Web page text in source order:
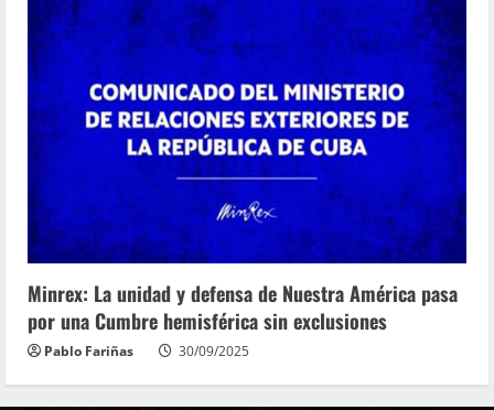
Minrex: La unidad y defensa de Nuestra América pasa
por una Cumbre hemisférica sin exclusiones
Pablo Fariñas 30/09/2025